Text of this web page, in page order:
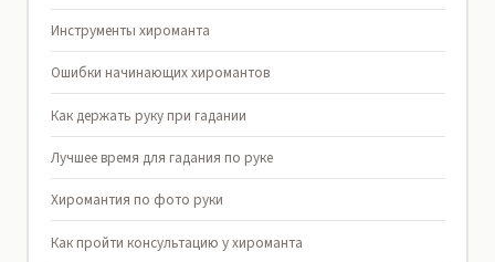
Инструменты хироманта
Ошибки начинающих хиромантов
Как держать руку при гадании
Лучшее время для гадания по руке
Хиромантия по фото руки
Как пройти консультацию у хироманта